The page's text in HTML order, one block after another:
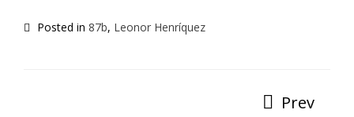
Posted in 87b, Leonor Henríquez
Prev